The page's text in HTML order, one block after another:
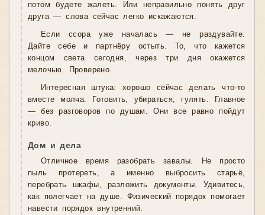
потом будете жалеть. Или неправильно понять друг
друга — слова сейчас легко искажаются.
Если ссора уже началась — не раздувайте.
Дайте себе и партнёру остыть. То, что кажется
концом света сегодня, через три дня окажется
мелочью. Проверено.
Интересная штука: хорошо сейчас делать что-то
вместе молча. Готовить, убираться, гулять. Главное
— без разговоров по душам. Они все равно пойдут
криво.
Дом и дела
Отличное время разобрать завалы. Не просто
пыль протереть, а именно выбросить старьё,
перебрать шкафы, разложить документы. Удивитесь,
как полегчает на душе. Физический порядок помогает
навести порядок внутренний.